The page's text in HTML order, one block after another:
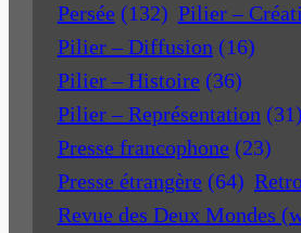
Persée (132) Pilier –
Pilier – Diffusion (16)
Pilier – Histoire (36)
Pilier – Représentation (31)
Presse francophone (23)
Presse étrangère (64)
Revue des Deux Mondes